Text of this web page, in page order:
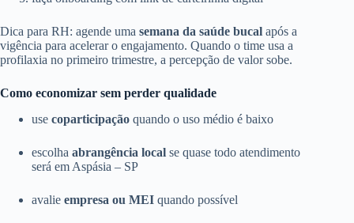
Dica para RH: agende uma semana da saúde bucal após a
vigência para acelerar o engajamento. Quando o time usa a
profilaxia no primeiro trimestre, a percepção de valor sobe.
Como economizar sem perder qualidade
use coparticipação quando o uso médio é baixo
escolha abrangência local se quase todo atendimento
será em Aspásia – SP
avalie empresa ou MEI quando possível